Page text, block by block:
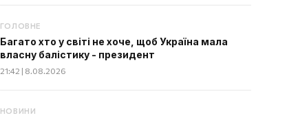
ГОЛОВНЕ
Багато хто у світі не хоче, щоб Україна мала
власну балістику - президент
21:42 | 8.08.2026
НОВИНИ